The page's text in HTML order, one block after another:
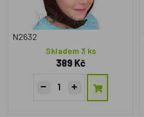
N2632
Skladem 3 ks
389 Kč